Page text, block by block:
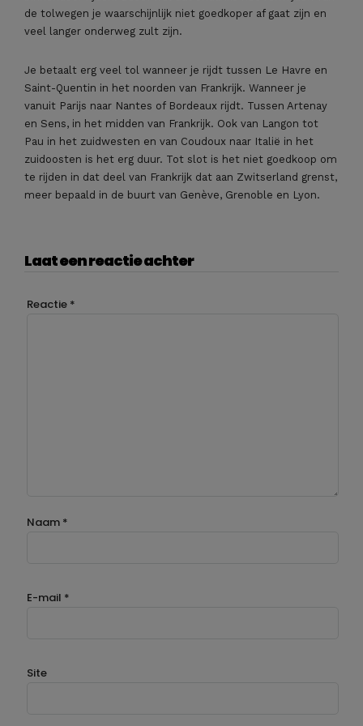
de tolwegen je waarschijnlijk niet goedkoper af gaat zijn en
veel langer onderweg zult zijn.
Je betaalt erg veel tol wanneer je rijdt tussen Le Havre en
Saint-Quentin in het noorden van Frankrijk. Wanneer je
vanuit Parijs naar Nantes of Bordeaux rijdt. Tussen Artenay
en Sens, in het midden van Frankrijk. Ook van Langon tot
Pau in het zuidwesten en van Coudoux naar Italië in het
zuidoosten is het erg duur. Tot slot is het niet goedkoop om
te rijden in dat deel van Frankrijk dat aan Zwitserland grenst,
meer bepaald in de buurt van Genève, Grenoble en Lyon.
Laat een reactie achter
Reactie *
Naam *
E-mail *
Site